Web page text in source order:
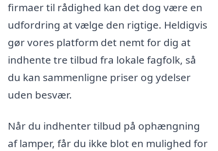
firmaer til rådighed kan det dog være en
udfordring at vælge den rigtige. Heldigvis
gør vores platform det nemt for dig at
indhente tre tilbud fra lokale fagfolk, så
du kan sammenligne priser og ydelser
uden besvær.
Når du indhenter tilbud på ophængning
af lamper, får du ikke blot en mulighed for